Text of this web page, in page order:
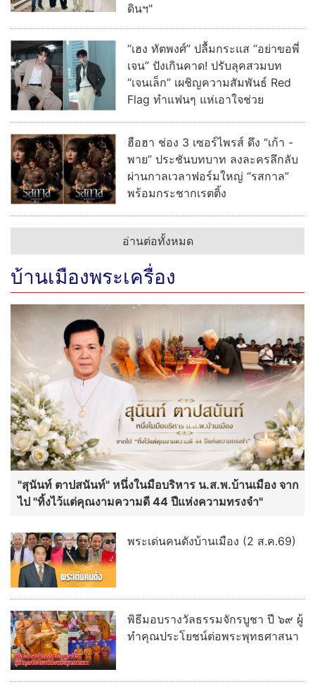
ดินฯ"
“เฮง ทัตพงศ์” ปลื้มกระแส “อย่าขอพี่
เจน” ปังเกินคาด! ปรับลุคสวมบท
“เจนเล็ก” เผชิญความสัมพันธ์ Red
Flag ทำแฟนๆ แห่เอาใจช่วย
ฮือฮา ช่อง 3 เซอร์ไพรส์ ดึง “เก้า -
พาย” ประชันบทบาท ลงละครลึกลับ
ผ่านกาลเวลาฟอร์มใหญ่ “รสกาล”
พร้อมกระชากเรตติ้ง
อ่านต่อทั้งหมด
บ้านเมืองพระเครื่อง
"สุนันท์ ตาปสนันท์" หนึ่งในมือบริหาร น.ส.พ.บ้านเมือง จาก
ไป "ทิ้งไว้แต่คุณงามความดี 44 ปีแห่งความทรงจำ"
พระเด่นคนดังบ้านเมือง (2 ส.ค.69)
พิธีมอบรางวัลธรรมจักรบูชา ปี ๖๙ ผู้
ทำคุณประโยชน์ต่อพระพุทธศาสนา